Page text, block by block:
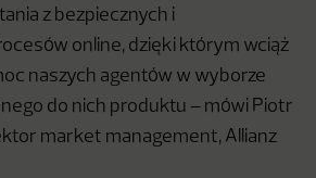
z bezpiecznych i
online, dzięki którym wciąż
naszych agentów w wyborze
do nich produktu – mówi Piotr
market management, Allianz